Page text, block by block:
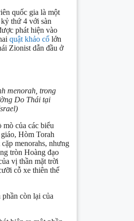
quốc gia là một
kỷ thứ 4 với sàn
phát hiện vào
quật khảo cổ lớn
Zionist dẫn đầu ở
menorah, trong
Do Thái tại
của các biểu
Hòm Torah
menorahs, nhưng
tròn Hoàng đạo
vị thần mặt trời
cỗ xe thiên thể
còn lại của